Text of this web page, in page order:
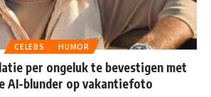
CELEBS HUMOR
per ongeluk te bevestigen met
AI-blunder op vakantiefoto